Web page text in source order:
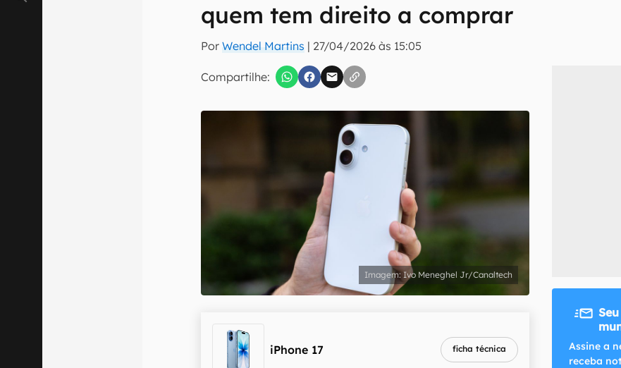
quem tem direito a comprar
PorWendel Martins | 27/04/2026 às 15:05
Compartilhe:
Assine a newsletter do Canaltech e receba notícias e reviews sobre tecnologia
mão.
Confirmo que li, aceito e concordo com os
Ivo Meneghel Jr/Canaltech
iPhone 17 ficha técnica
Assine a
receba